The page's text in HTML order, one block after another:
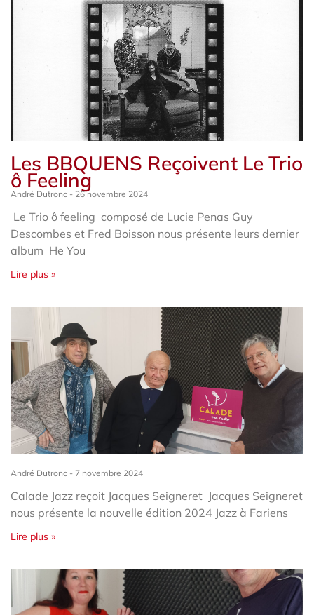
Les BBQUENS Reçoivent Le Trio
ô Feeling
André Dutronc 26 novembre 2024
Le Trio ô feeling composé de Lucie Penas Guy
Descombes et Fred Boisson nous présente leurs dernier
album He You
Lire plus »
André Dutronc 7 novembre 2024
Calade Jazz reçoit Jacques Seigneret Jacques Seigneret
nous présente la nouvelle édition 2024 Jazz à Fariens
Lire plus »